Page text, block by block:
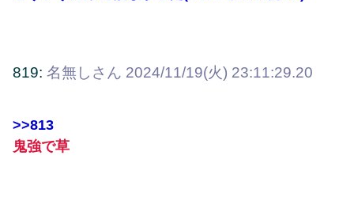
819: 名無しさん 2024/11/19(火) 23:11:29.20
>>813
鬼強で草